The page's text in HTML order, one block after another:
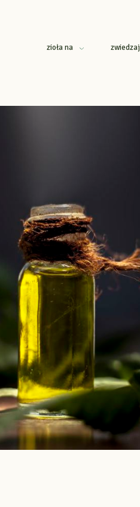
zioła na zwiedzaj